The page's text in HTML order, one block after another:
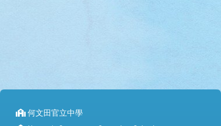
何文田官立中學